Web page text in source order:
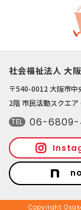
社会福祉法人 大
〒540-0012 大阪市
2階 市民活動スクエア
TEL 06-6809-
Copyright